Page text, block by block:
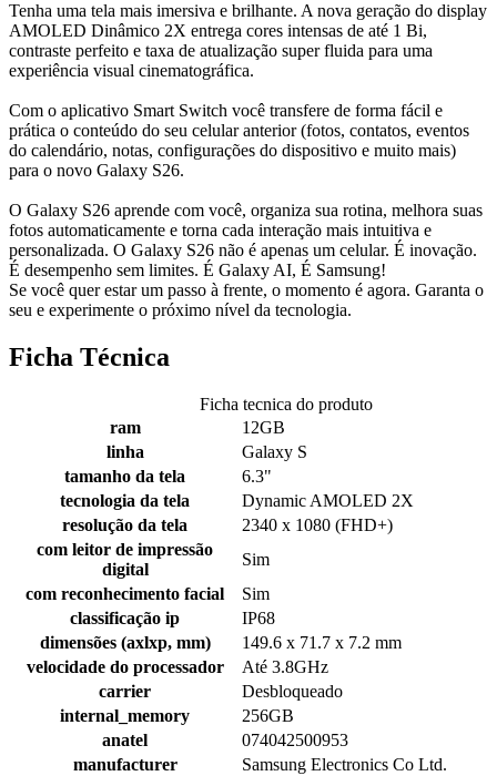
Tenha uma tela mais imersiva e brilhante. A nova geração do display
AMOLED Dinâmico 2X entrega cores intensas de até 1 Bi,
contraste perfeito e taxa de atualização super fluida para uma
experiência visual cinematográfica.
Com o aplicativo Smart Switch você transfere de forma fácil e
prática o conteúdo do seu celular anterior (fotos, contatos, eventos
do calendário, notas, configurações do dispositivo e muito mais)
para o novo Galaxy S26.
O Galaxy S26 aprende com você, organiza sua rotina, melhora suas
fotos automaticamente e torna cada interação mais intuitiva e
personalizada. O Galaxy S26 não é apenas um celular. É inovação.
É desempenho sem limites. É Galaxy AI, É Samsung!
Se você quer estar um passo à frente, o momento é agora. Garanta o
seu e experimente o próximo nível da tecnologia.
Ficha Técnica
Ficha tecnica do produto
ram
12GB
linha
Galaxy S
tamanho da tela
6.3"
tecnologia da tela
Dynamic AMOLED 2X
resolução da tela
2340 x 1080 (FHD+)
com leitor de impressão
digital
Sim
com reconhecimento facial
Sim
classificação ip
IP68
dimensões (axlxp, mm)
149.6 x 71.7 x 7.2 mm
velocidade do processador
Até 3.8GHz
carrier
Desbloqueado
internal_memory
256GB
anatel
074042500953
manufacturer
Samsung Electronics Co Ltd.